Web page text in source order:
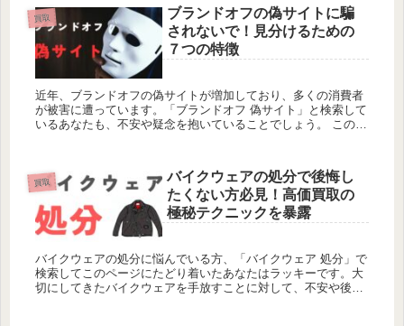
買取
ブランドオフの偽サイトに騙
されないで！見分けるための
７つの特徴
近年、ブランドオフの偽サイトが増加しており、多くの消費者
が被害に遭っています。「ブランドオフ 偽サイト」と検索して
いるあなたも、不安や疑念を抱いていることでしょう。 この記
買取
バイクウェアの処分で後悔し
たくない方必見！高価買取の
極秘テクニックを暴露
バイクウェアの処分に悩んでいる方、「バイクウェア 処分」で
検索してこのページにたどり着いたあなたはラッキーです。大
切にしてきたバイクウェアを手放すことに対して、不安や後悔